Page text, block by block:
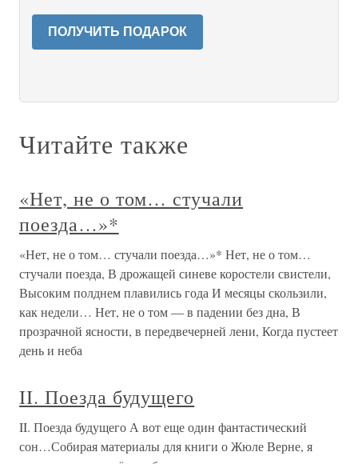
ПОЛУЧИТЬ ПОДАРОК
Читайте также
«Нет, не о том… стучали
поезда…»*
«Нет, не о том… стучали поезда…»* Нет, не о том…
стучали поезда, В дрожащей синеве коростели свистели,
Высоким полднем плавились года И месяцы скользили,
как недели… Нет, не о том — в падении без дна, В
прозрачной ясности, в передвечерней лени, Когда пустеет
день и неба
II. Поезда будущего
II. Поезда будущего А вот еще один фантастический
сон…Собирая материалы для книги о Жюле Верне, я